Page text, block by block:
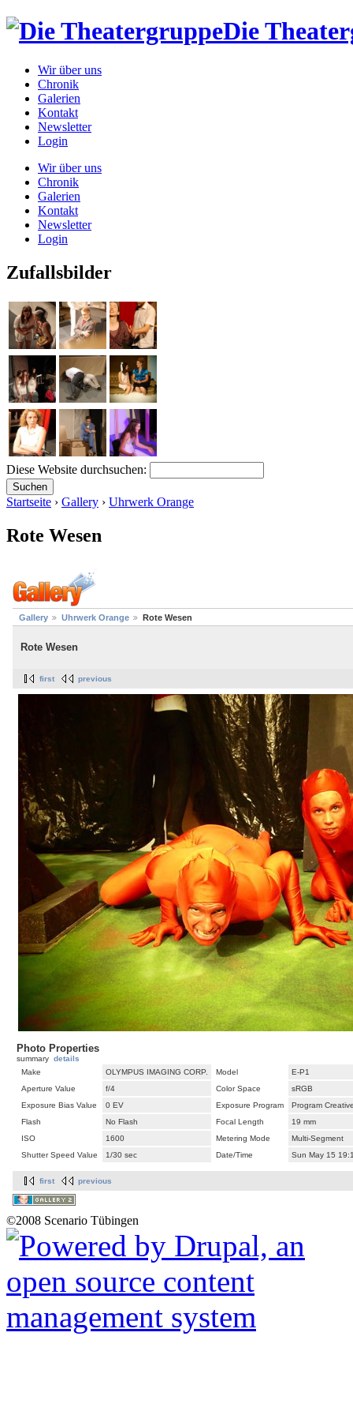
Die
Wir über uns
Chronik
Galerien
Kontakt
Newsletter
Login
Wir über uns
Chronik
Galerien
Kontakt
Newsletter
Login
Zufallsbilder
Diese Website durchsuchen:
Startseite › Gallery › Uhrwerk Orange
Rote Wesen
Gallery Uhrwerk Orange Rote Wesen
Rote Wesen
first previous
Photo Properties
summary details
Make
OLYMPUS IMAGING CORP. Model
E-P1
Aperture Value
f/4 Color Space
sRGB
Exposure Bias Value
0 EV Exposure Program
Program
Flash
No Flash Focal Length
19 mm
ISO
1600 Metering Mode
Multi-Segment
Shutter Speed Value
1/30 sec Date/Time Sun May 15
first previous
©2008 Scenario Tübingen